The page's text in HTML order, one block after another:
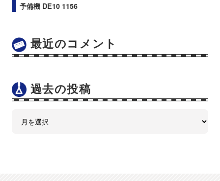
予備機 DE10 1156
最近のコメント
過去の投稿